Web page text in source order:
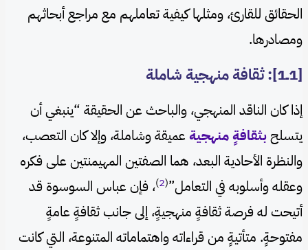
الحقائق للقارئ، ومثلها كيفية تعاملهم مع مراجع أبحاثهم
ومصادرها.
[1ــ1]: ثقافة منهجية شاملة
إذا كان الناقد المنهجي، والباحث عن الحقيقة “ينبغي أن
يتسلحبثقافةٍ منهجيةعميقة وشاملة، وإلا كان التعصب،
والنظرة الأحادية البعد، هما الصفتين المهيمنتين على فكره
وعقله وأسلوبه في التعامل”(
2
)، فإن عباس السوسوة قد
أتيحت له فرصة ثقافةٍ منهجيةٍ، إلى جانب ثقافةٍ عامةٍ
مفتوحةٍ. متأتيةٍ من قراءاته واهتماماته المتنوعة، التي كانت